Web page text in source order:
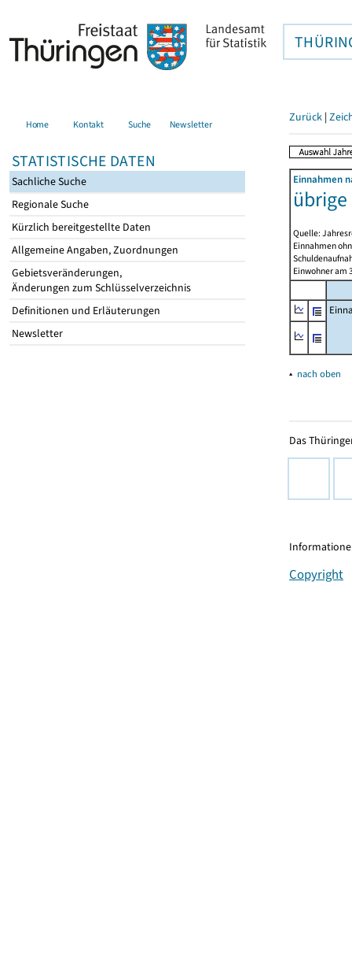
Home Kontakt Suche Newsletter
STATISTISCHE DATEN
Sachliche Suche
Regionale Suche
Kürzlich bereitgestellte Daten
Allgemeine Angaben, Zuordnungen
Gebietsveränderungen,
Änderungen zum Schlüsselverzeichnis
Definitionen und Erläuterungen
Newsletter
Zurück |
Einnahmen
Quelle:
Einnahmen
Einwohner am
▴ nach oben
Das
Copyright